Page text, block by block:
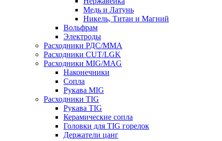
Медь и Латунь
Никель, Титан и Магний
Вольфрам
Электроды
Расходники РДС/MMA
Расходники CUT/LGK
Расходники MIG/MAG
Наконечники
Сопла
Рукава MIG
Расходники TIG
Рукава TIG
Керамические сопла
Головки для TIG горелок
Держатели цанг